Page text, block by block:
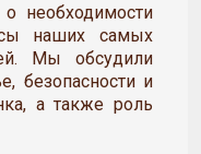
необходимости
наших самых
Мы обсудили
безопасности и
а также роль